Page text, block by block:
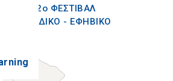
: 2ο ΦΕΣΤΙΒΑΛ
-ΠΑΙΔΙΚΟ - ΕΦΗΒΙΚΟ